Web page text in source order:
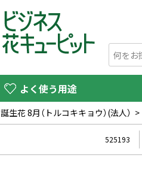
よく使う用途
誕生花 8月（トルコキキョウ）(法人） >
525193